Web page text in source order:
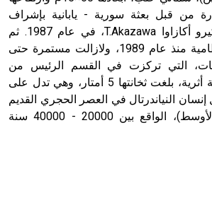
من قبل بعثة سورية - يابانية بإشراف
سلطان محيسن وتاكيرو أكازاوا T.Akazawa، في عام 1987. ثم
بدأت فيها تنقيبات نظامية منذ عام 1989، ولازالت مستمرة حتى
التي تركزت في القسم الرئيس من
المغارة، عن 15 طبقة أثرية، بلغت ثخانتها 5 أمتار، وهي تدل على
النياندرتال في العصر الحجري القديم
الأوسط (الباليوليت الأوسط)، الواقع بين 20000 - 40000 سنة